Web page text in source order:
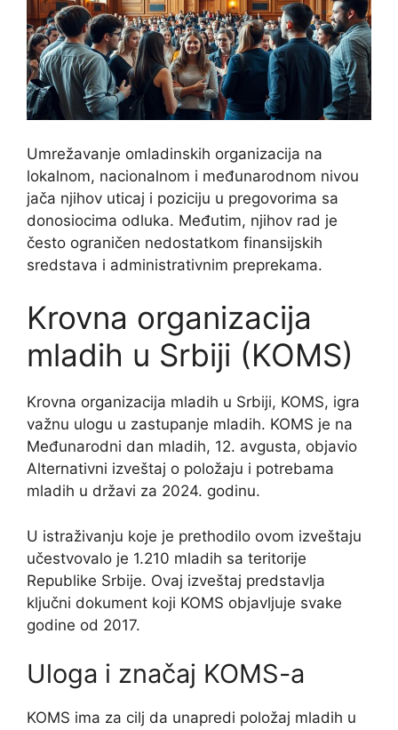
Umrežavanje omladinskih organizacija na
lokalnom, nacionalnom i međunarodnom nivou
jača njihov uticaj i poziciju u pregovorima sa
donosiocima odluka. Međutim, njihov rad je
često ograničen nedostatkom finansijskih
sredstava i administrativnim preprekama.
Krovna organizacija
mladih u Srbiji (KOMS)
Krovna organizacija mladih u Srbiji, KOMS, igra
važnu ulogu u zastupanje mladih. KOMS je na
Međunarodni dan mladih, 12. avgusta, objavio
Alternativni izveštaj o položaju i potrebama
mladih u državi za 2024. godinu.
U istraživanju koje je prethodilo ovom izveštaju
učestvovalo je 1.210 mladih sa teritorije
Republike Srbije. Ovaj izveštaj predstavlja
ključni dokument koji KOMS objavljuje svake
godine od 2017.
Uloga i značaj KOMS-a
KOMS ima za cilj da unapredi položaj mladih u